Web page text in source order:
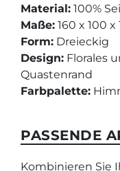
Material: 100%
Maße: 160 x 100 x
Form: Dreieckig
Design: Florales
Quastenrand
Farbpalette:
PASSENDE
Kombinieren Sie